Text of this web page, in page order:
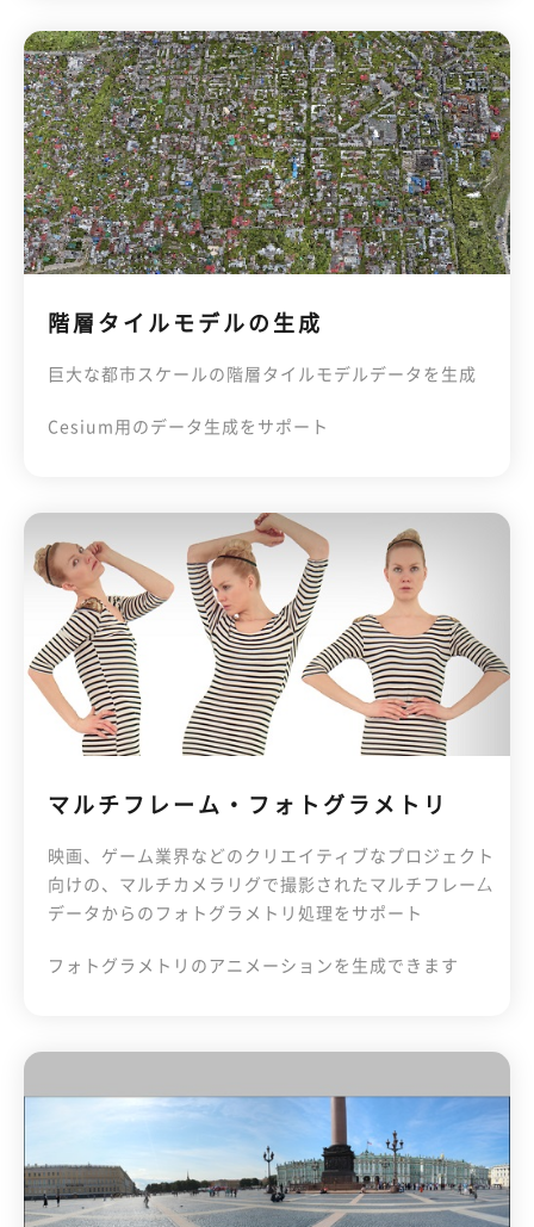
階層タイルモデルの生成
巨大な都市スケールの階層タイルモデルデータを生成
Cesium用のデータ生成をサポート
マルチフレーム・フォトグラメトリ
映画、ゲーム業界などのクリエイティブなプロジェクト
向けの、マルチカメラリグで撮影されたマルチフレー厶
データからのフォトグラメトリ処理をサポート
フォトグラメトリのアニメーションを生成できます